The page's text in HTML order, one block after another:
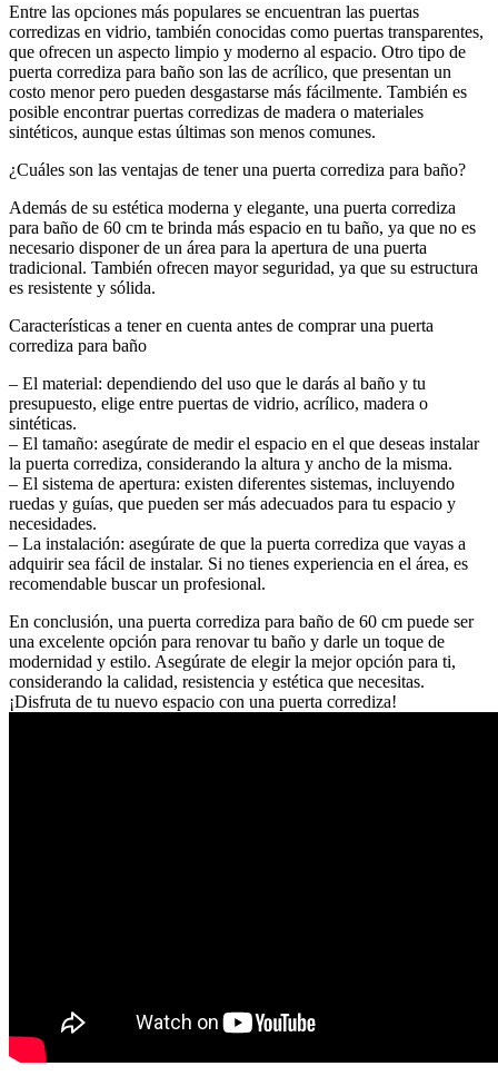
Entre las opciones más populares se encuentran las puertas
corredizas en vidrio, también conocidas como puertas transparentes,
que ofrecen un aspecto limpio y moderno al espacio. Otro tipo de
puerta corrediza para baño son las de acrílico, que presentan un
costo menor pero pueden desgastarse más fácilmente. También es
posible encontrar puertas corredizas de madera o materiales
sintéticos, aunque estas últimas son menos comunes.
¿Cuáles son las ventajas de tener una puerta corrediza para baño?
Además de su estética moderna y elegante, una puerta corrediza
para baño de 60 cm te brinda más espacio en tu baño, ya que no es
necesario disponer de un área para la apertura de una puerta
tradicional. También ofrecen mayor seguridad, ya que su estructura
es resistente y sólida.
Características a tener en cuenta antes de comprar una puerta
corrediza para baño
– El material: dependiendo del uso que le darás al baño y tu
presupuesto, elige entre puertas de vidrio, acrílico, madera o
sintéticas.
– El tamaño: asegúrate de medir el espacio en el que deseas instalar
la puerta corrediza, considerando la altura y ancho de la misma.
– El sistema de apertura: existen diferentes sistemas, incluyendo
ruedas y guías, que pueden ser más adecuados para tu espacio y
necesidades.
– La instalación: asegúrate de que la puerta corrediza que vayas a
adquirir sea fácil de instalar. Si no tienes experiencia en el área, es
recomendable buscar un profesional.
En conclusión, una puerta corrediza para baño de 60 cm puede ser
una excelente opción para renovar tu baño y darle un toque de
modernidad y estilo. Asegúrate de elegir la mejor opción para ti,
considerando la calidad, resistencia y estética que necesitas.
¡Disfruta de tu nuevo espacio con una puerta corrediza!